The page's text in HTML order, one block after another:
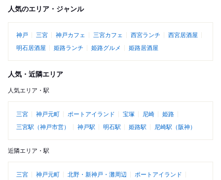
人気のエリア・ジャンル
神戸 三宮 神戸カフェ 三宮カフェ 西宮ランチ
西宮居酒屋
明石居酒屋
姫路ランチ 姫路グルメ 姫路居酒屋
人気・近隣エリア
人気エリア・駅
三宮 神戸元町 ポートアイランド 宝塚 尼崎
姫路
三宮駅（神戸市営）
神戸駅 明石駅 姫路駅 尼崎駅（阪神）
近隣エリア・駅
三宮 神戸元町 北野・新神戸・灘周辺
ポートアイランド